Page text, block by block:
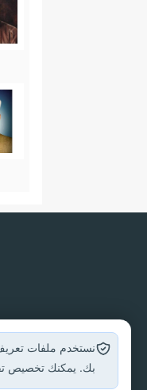
نستخدم ملفات
بك. يمكنك تخصيص